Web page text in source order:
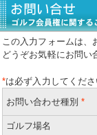
この入力フォームは、
どうぞお気軽にお問い
*は必ず入力してくだ
お問い合わせ種別 *
ゴルフ場名